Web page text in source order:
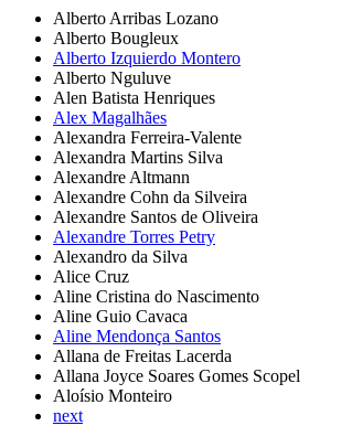
Alberto Arribas Lozano
Alberto Bougleux
Alberto Izquierdo Montero
Alberto Nguluve
Alen Batista Henriques
Alex Magalhães
Alexandra Ferreira-Valente
Alexandra Martins Silva
Alexandre Altmann
Alexandre Cohn da Silveira
Alexandre Santos de Oliveira
Alexandre Torres Petry
Alexandro da Silva
Alice Cruz
Aline Cristina do Nascimento
Aline Guio Cavaca
Aline Mendonça Santos
Allana de Freitas Lacerda
Allana Joyce Soares Gomes Scopel
Aloísio Monteiro
next